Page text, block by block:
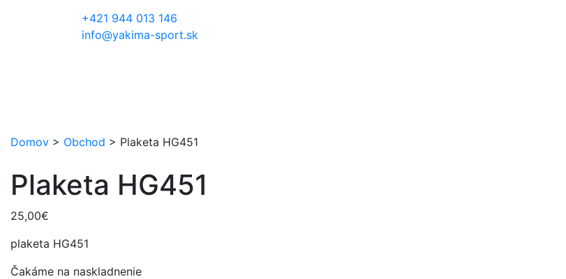
+421 944 013 146
info@yakima-sport.sk
Domov > Obchod > Plaketa HG451
Plaketa HG451
25,00€
plaketa HG451
Čakáme na naskladnenie